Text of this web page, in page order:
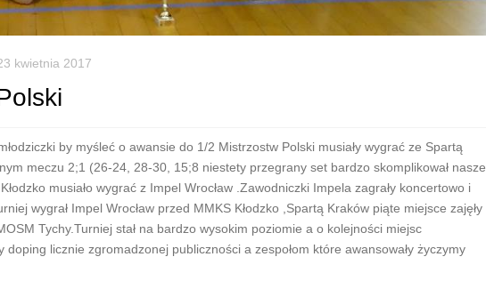
kwietnia 2017
by myśleć o awansie do 1/2 Mistrzostw Polski musiały wygrać ze Spartą
meczu 2;1 (26-24, 28-30, 15;8 niestety przegrany set bardzo skomplikował nasze
musiało wygrać z Impel Wrocław .Zawodniczki Impela zagrały koncertowo i
wygrał Impel Wrocław przed MMKS Kłodzko ,Spartą Kraków piąte miejsce zajęły
Tychy.Turniej stał na bardzo wysokim poziomie a o kolejności miejsc
doping licznie zgromadzonej publiczności a zespołom które awansowały życzymy